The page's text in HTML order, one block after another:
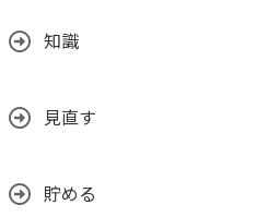
知識
見直す
貯める